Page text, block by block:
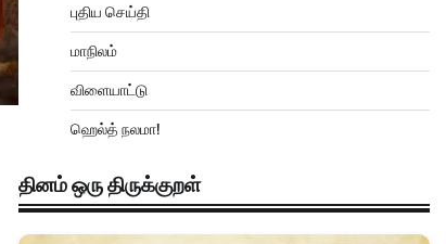
புதிய செய்தி
மாநிலம்
விளையாட்டு
ஹெல்த் நலமா!
தினம் ஒரு திருக்குறள்